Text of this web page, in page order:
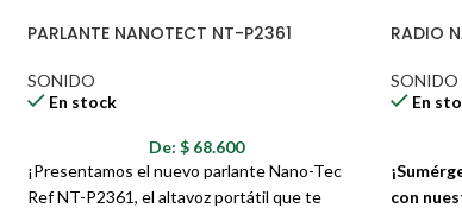
Los
PARLANTE NANOTECT NT-P2361
SONIDO
En stock
De:$ 68.600
¡Presentamos el nuevo parlante Nano-Tec
Ref NT-P2361, el altavoz portátil que te
RADIO
SONIDO
En
con